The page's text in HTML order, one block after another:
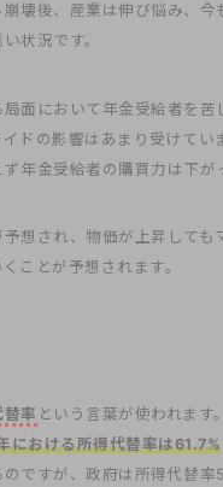
壊後、産業は伸び悩み、
状況です。
面において年金受給者を
ドの影響はあまり受けて
年金受給者の購買力は下が
想され、物価が上昇して
ことが予想されます。
率 という言葉が使われます
における所得代替率は61.7%
ですが、政府は所得代替率